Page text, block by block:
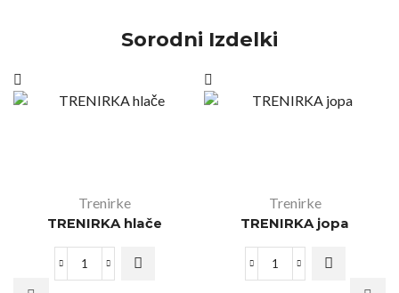
Sorodni Izdelki
Trenirke
TRENIRKA hlače
Trenirke
TRENIRKA jopa